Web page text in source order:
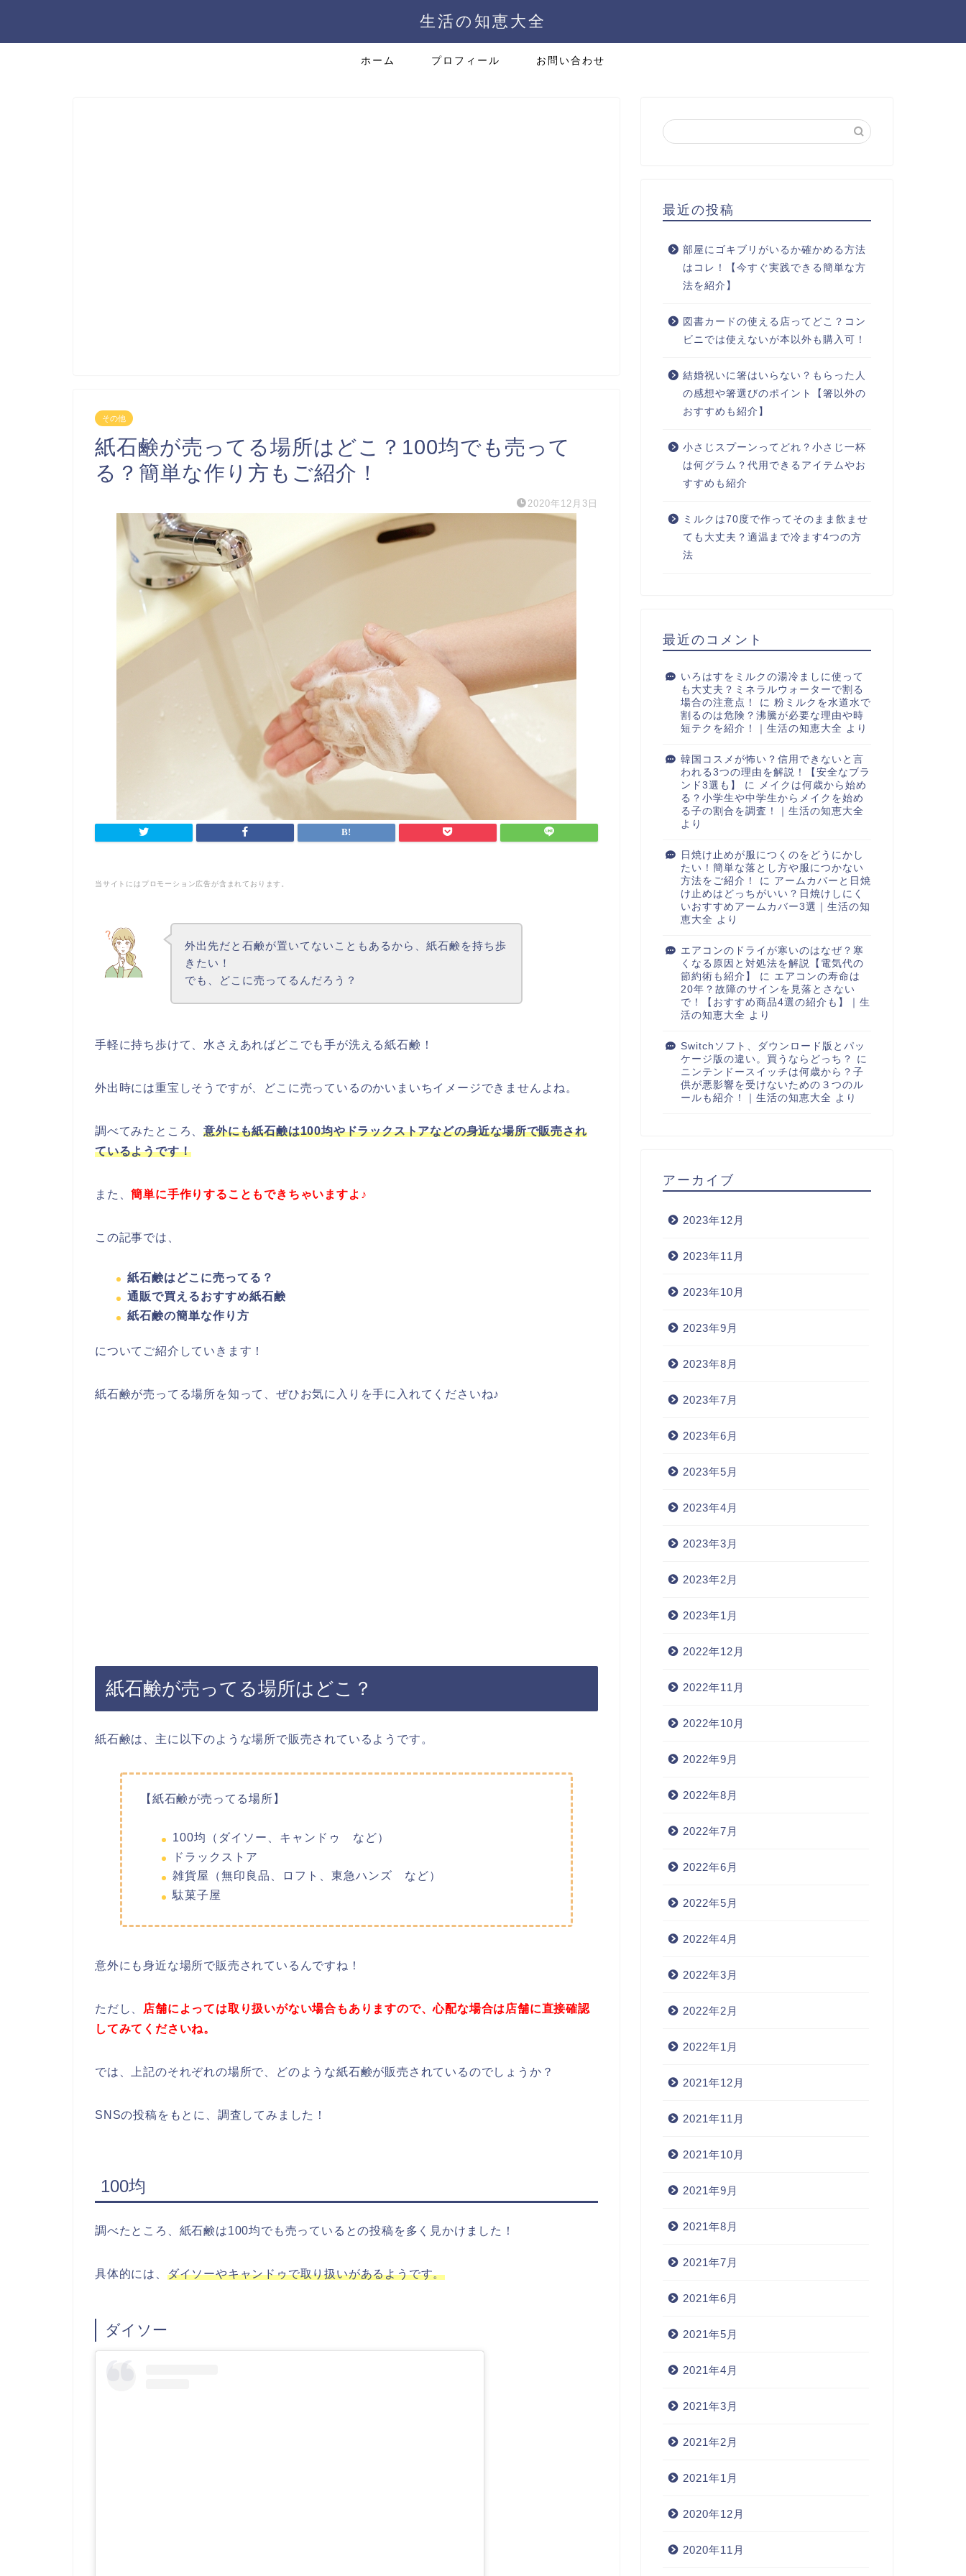
生活の知恵大全
ホーム プロフィール お問い合わせ
その他
紙石鹸が売ってる場所はどこ？100均でも売って
る？簡単な作り方もご紹介！
2020年12月3日
当サイトにはプロモーション広告が含まれております。
外出先だと石鹸が置いてないこともあるから、紙石鹸を持ち歩
きたい！
でも、どこに売ってるんだろう？
手軽に持ち歩けて、水さえあればどこでも手が洗える紙石鹸！
外出時には重宝しそうですが、どこに売っているのかいまいちイメージできませんよね。
調べてみたところ、意外にも紙石鹸は100均やドラックストアなどの身近な場所で販売され
ているようです！
また、簡単に手作りすることもできちゃいますよ♪
この記事では、
紙石鹸はどこに売ってる？
通販で買えるおすすめ紙石鹸
紙石鹸の簡単な作り方
についてご紹介していきます！
紙石鹸が売ってる場所を知って、ぜひお気に入りを手に入れてくださいね♪
紙石鹸が売ってる場所はどこ？
紙石鹸は、主に以下のような場所で販売されているようです。
【紙石鹸が売ってる場所】
100均（ダイソー、キャンドゥ など）
ドラックストア
雑貨屋（無印良品、ロフト、東急ハンズ など）
駄菓子屋
意外にも身近な場所で販売されているんですね！
ただし、
店舗によっては取り扱いがない場合もありますので、心配な場合は店舗に直接確認
してみてくださいね。
では、上記のそれぞれの場所で、どのような紙石鹸が販売されているのでしょうか？
SNSの投稿をもとに、調査してみました！
100均
調べたところ、紙石鹸は100均でも売っているとの投稿を多く見かけました！
具体的には、 ダイソーやキャンドゥで取り扱いがあるようです。
ダイソー
最近の投稿
部屋にゴキブリがいるか確かめる方法
はコレ！【今すぐ実践できる簡単な方
法を紹介】
図書カードの使える店ってどこ？コン
ビニでは使えないが本以外も購入可！
結婚祝いに箸はいらない？もらった人
の感想や箸選びのポイント【箸以外の
おすすめも紹介】
小さじスプーンってどれ？小さじ一杯
は何グラム？代用できるアイテムやお
すすめも紹介
ミルクは70度で作ってそのまま飲ませ
ても大丈夫？適温まで冷ます4つの方
法
最近のコメント
いろはすをミルクの湯冷ましに使って
も大丈夫？ミネラルウォーターで割る
場合の注意点！
に 粉ミルクを水道水で
割るのは危険？沸騰が必要な理由や時
短テクを紹介！｜生活の知恵大全 より
韓国コスメが怖い？信用できないと言
われる3つの理由を解説！【安全なブラ
ンド3選も】
に メイクは何歳から始め
る？小学生や中学生からメイクを始め
る子の割合を調査！｜生活の知恵大全
より
日焼け止めが服につくのをどうにかし
たい！簡単な落とし方や服につかない
方法をご紹介！
に アームカバーと日焼
け止めはどっちがいい？日焼けしにく
いおすすめアームカバー3選｜生活の知
恵大全 より
エアコンのドライが寒いのはなぜ？寒
くなる原因と対処法を解説【電気代の
節約術も紹介】
に エアコンの寿命は
20年？故障のサインを見落とさない
で！【おすすめ商品4選の紹介も】｜生
活の知恵大全 より
Switchソフト、ダウンロード版とパッ
ケージ版の違い。買うならどっち？
に
ニンテンドースイッチは何歳から？子
供が悪影響を受けないための３つのル
ールも紹介！｜生活の知恵大全 より
アーカイブ
2023年12月
2023年11月
2023年10月
2023年9月
2023年8月
2023年7月
2023年6月
2023年5月
2023年4月
2023年3月
2023年2月
2023年1月
2022年12月
2022年11月
2022年10月
2022年9月
2022年8月
2022年7月
2022年6月
2022年5月
2022年4月
2022年3月
2022年2月
2022年1月
2021年12月
2021年11月
2021年10月
2021年9月
2021年8月
2021年7月
2021年6月
2021年5月
2021年4月
2021年3月
2021年2月
2021年1月
2020年12月
2020年11月